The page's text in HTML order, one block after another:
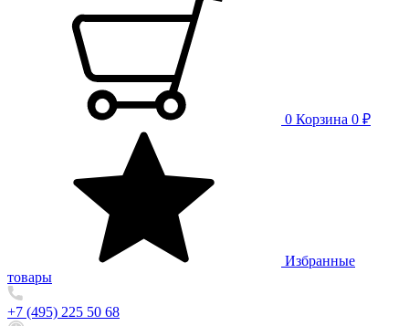
0 Корзина 0 ₽
Избранные
товары
+7 (495) 225 50 68